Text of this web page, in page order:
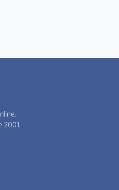
2001.